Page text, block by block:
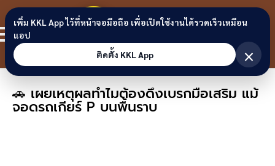
Skip to content
ขอนแก่น
ลิงก์
🚗 เผยเหตุผลทำไมต้องดึงเบรกมือเสริม แม้
จอดรถเกียร์ P บนพื้นราบ
เพิ่ม KKL App ไว้ที่หน้าจอมือถือ เพื่อเปิดใช้งานได้รวดเร็วเหมือน
แอป
ติดตั้ง KKL App
×